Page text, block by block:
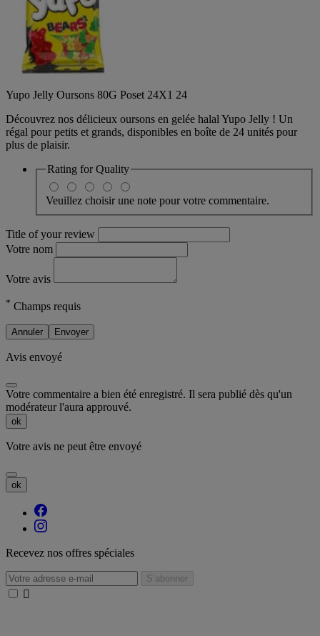
Yupo Jelly Oursons 80G Poset 24X1 24
Découvrez nos délicieux oursons en gelée halal Yupo Jelly ! Un
régal pour petits et grands, disponibles en boîte de 24 unités pour
plus de plaisir.
Rating forQuality
Veuillez choisir une note pour votre commentaire.
Title of your review
Votre nom
Votre avis
* Champs requis
Annuler Envoyer
Avis envoyé
Votre commentaire a bien été enregistré. Il sera publié dès qu'un
modérateur l'aura approuvé.
ok
Votre avis ne peut être envoyé
ok
Recevez nos offres spéciales
